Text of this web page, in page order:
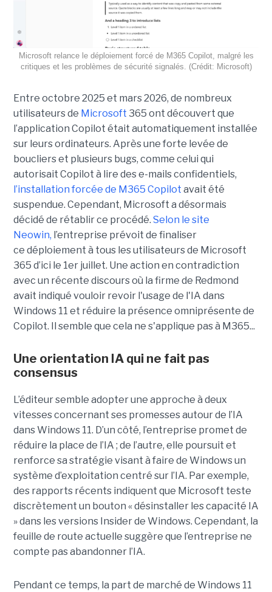
Microsoft relance le déploiement forcé de M365 Copilot, malgré les
critiques et les problèmes de sécurité signalés. (Crédit: Microsoft)
Entre octobre 2025 et mars 2026, de nombreux
utilisateurs de Microsoft 365 ont découvert que
l’application Copilot était automatiquement installée
sur leurs ordinateurs. Après une forte levée de
boucliers et plusieurs bugs, comme celui qui
autorisait Copilot à lire des e-mails confidentiels,
l’installation forcée de M365 Copilot avait été
suspendue. Cependant, Microsoft a désormais
décidé de rétablir ce procédé. Selon le site
Neowin, l’entreprise prévoit de finaliser
ce déploiement à tous les utilisateurs de Microsoft
365 d’ici le 1er juillet. Une action en contradiction
avec un récente discours où la firme de Redmond
avait indiqué vouloir revoir l'usage de l'IA dans
Windows 11 et réduire la présence omniprésente de
Copilot. Il semble que cela ne s'applique pas à M365...
Une orientation IA qui ne fait pas
consensus
L’éditeur semble adopter une approche à deux
vitesses concernant ses promesses autour de l’IA
dans Windows 11. D’un côté, l’entreprise promet de
réduire la place de l’IA ; de l’autre, elle poursuit et
renforce sa stratégie visant à faire de Windows un
système d’exploitation centré sur l’IA. Par exemple,
des rapports récents indiquent que Microsoft teste
discrètement un bouton « désinstaller les capacité IA
» dans les versions Insider de Windows. Cependant, la
feuille de route actuelle suggère que l’entreprise ne
compte pas abandonner l’IA.
Pendant ce temps, la part de marché de Windows 11